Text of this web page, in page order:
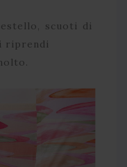
scuoti di
riprendi